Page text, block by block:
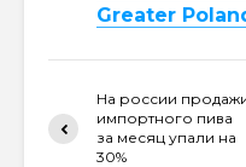
Greater
На россии
импортного пива
за месяц упали на
30%